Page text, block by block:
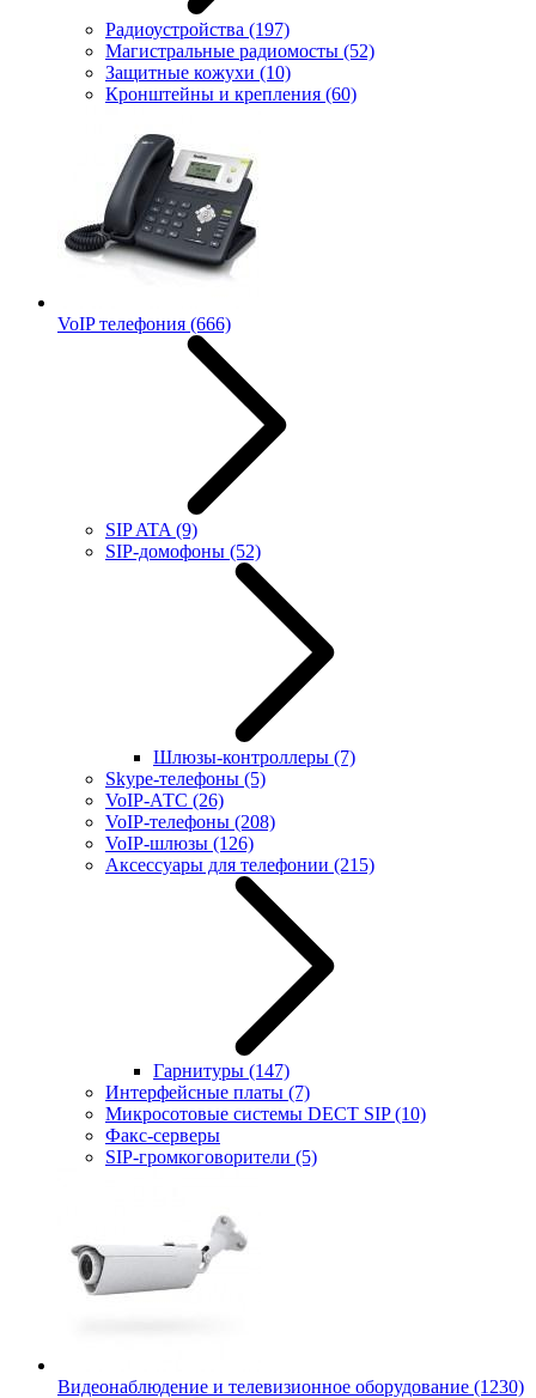
Радиоустройства (197)
Магистральные радиомосты (52)
Защитные кожухи (10)
Кронштейны и крепления (60)
VoIP телефония (666)
SIP ATA (9)
SIP-домофоны (52)
Шлюзы-контроллеры (7)
Skype-телефоны (5)
VoIP-АТС (26)
VoIP-телефоны (208)
VoIP-шлюзы (126)
Аксессуары для телефонии (215)
Гарнитуры (147)
Интерфейсные платы (7)
Микросотовые системы DECT SIP(10)
Факс-серверы
SIP-громкоговорители (5)
Видеонаблюдение и телевизионное оборудование (1230)